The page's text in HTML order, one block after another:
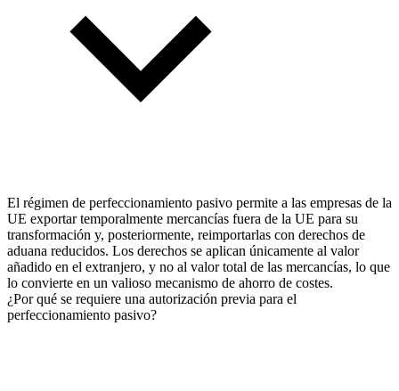
El régimen de perfeccionamiento pasivo permite a las empresas de la
UE exportar temporalmente mercancías fuera de la UE para su
transformación y, posteriormente, reimportarlas con derechos de
aduana reducidos. Los derechos se aplican únicamente al valor
añadido en el extranjero, y no al valor total de las mercancías, lo que
lo convierte en un valioso mecanismo de ahorro de costes.
¿Por qué se requiere una autorización previa para el
perfeccionamiento pasivo?